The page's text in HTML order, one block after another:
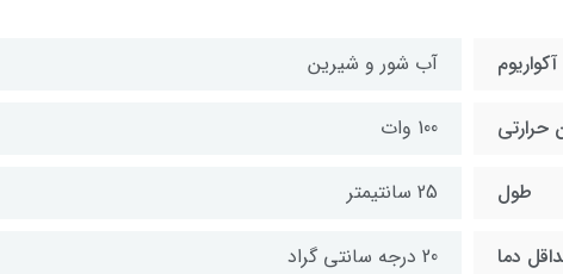
آب شور و شیرین
حرارتی 100 وات
طول 25 سانتیمتر
دما 20 درجه سانتی گراد